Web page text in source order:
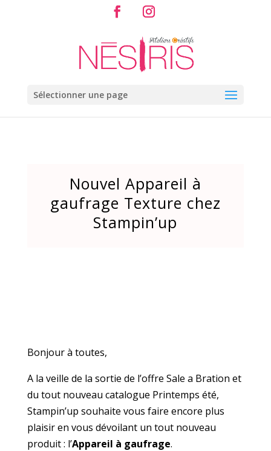
Sélectionner une page
Nouvel Appareil à
gaufrage Texture chez
Stampin’up
Bonjour à toutes,
A la veille de la sortie de l’offre Sale a Bration et
du tout nouveau catalogue Printemps été,
Stampin’up souhaite vous faire encore plus
plaisir en vous dévoilant un tout nouveau
produit : l’Appareil à gaufrage.